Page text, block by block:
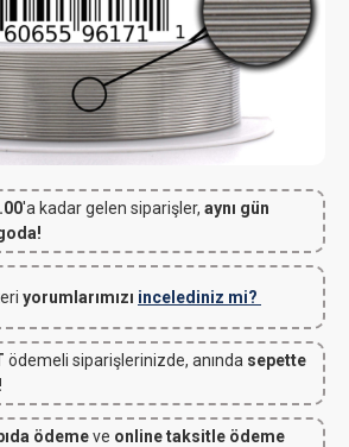
'a kadar gelen siparişler, aynı gün
yorumlarımızı incelediniz mi?
ödemeli siparişlerinizde, anında sepette
ödemeve online taksitle ödeme